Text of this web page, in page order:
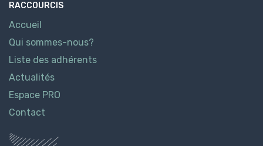
RACCOURCIS
Accueil
Qui sommes-nous?
Liste des adhérents
Actualités
Espace PRO
Contact